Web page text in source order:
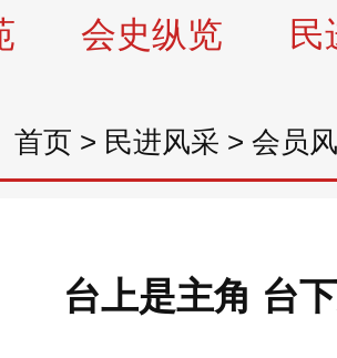
会史纵览 民
首页 > 民进风采 > 会员
台上是主角 台